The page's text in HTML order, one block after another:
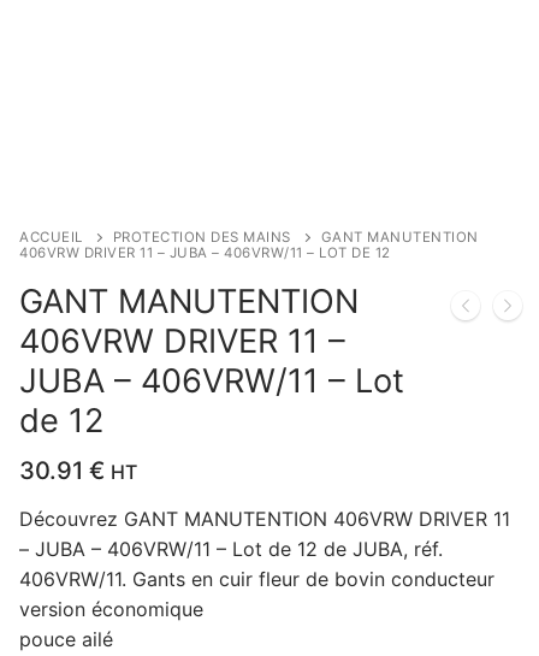
ACCUEIL PROTECTION DES MAINS
GANT MANUTENTION
406VRW DRIVER 11 – JUBA – 406VRW/11 – LOT DE 12
GANT MANUTENTION
406VRW DRIVER 11 –
JUBA – 406VRW/11 – Lot
de 12
30.91 € HT
Découvrez GANT MANUTENTION 406VRW DRIVER 11
– JUBA – 406VRW/11 – Lot de 12 de JUBA, réf.
406VRW/11. Gants en cuir fleur de bovin conducteur
version économique
pouce ailé